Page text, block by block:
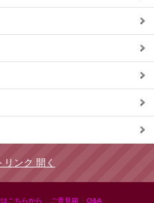
ンク 開く
こちらから ご意見箱 Q&A